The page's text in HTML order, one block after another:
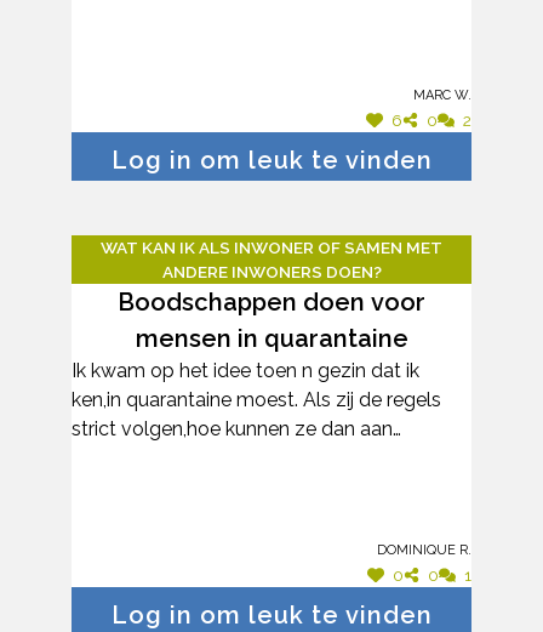
Marc W.
6 0 2
Log in om leuk te vinden
WAT KAN IK ALS INWONER OF SAMEN MET
ANDERE INWONERS DOEN?
Boodschappen doen voor
mensen in quarantaine
Ik kwam op het idee toen n gezin dat ik
ken,in quarantaine moest. Als zij de regels
strict volgen,hoe kunnen ze dan aan
Dominique R.
0 0 1
Log in om leuk te vinden